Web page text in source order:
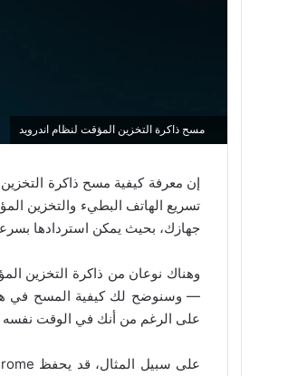
مسح ذاكرة التخزين المؤقت لنظام اندرويد
إن معرفة كيفية مسح ذاكرة
تسريع الهاتف البطيء والتخزين
جهازك، بحيث يمكن استردادها
وهناك نوعان من ذاكرة التخزين
— وسنوضح لك كيفية المسح في هذا
على الرغم من أنك في الوقت نفسه